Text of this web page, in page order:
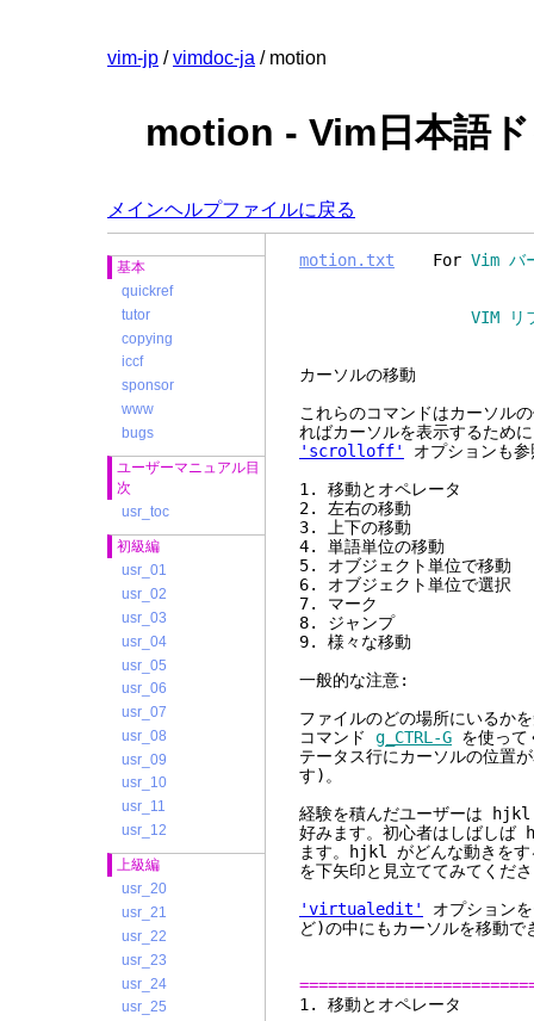
vim-jp /vimdoc-ja / motion
motion - Vim日本語
メインヘルプファイルに戻る
基本
quickref
tutor
copying
iccf
sponsor
www
bugs
ユーザーマニュアル目
次
usr_toc
初級編
usr_01
usr_02
usr_03
usr_04
usr_05
usr_06
usr_07
usr_08
usr_09
usr_10
usr_11
usr_12
上級編
usr_20
usr_21
usr_22
usr_23
usr_24
usr_25
motion.txt For Vim バ
VIM リファレンス
カーソ
これらのコマンドはカーソル
ればカーソルを表示するため
'scrolloff'
オプションも
1. 移動とオペレ
2. 左右の
3. 上下の
4. 単語単位の
5. オブジェクト単位
6. オブジェクト単位
7. マー
8. ジャ
9. 様々な
一般的な注意:
ファイルのどの場所にいるか
コマンド g_CTRL-G を使って
テータス行にカーソルの位置
す)。
経験を積んだユーザーは hjkl
好みます。初心者はしばしば
ます。hjkl がどんな動きをす
を下矢印と見立ててみてくだ
'virtualedit'
オプション
ど)の中にもカーソルを移動で
1. 移動